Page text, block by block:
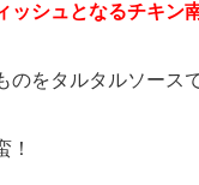
ッシュとなるチキン南
のをタルタルソース
！